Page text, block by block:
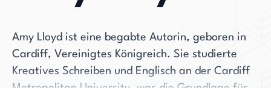
Amy Lloyd ist eine begabte Autorin, geboren in
Cardiff, Vereinigtes Königreich. Sie studierte
Kreatives Schreiben und Englisch an der Cardiff